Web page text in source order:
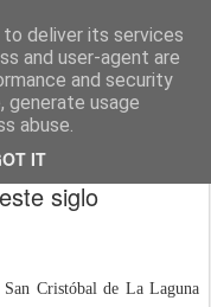
deliver its services
and user-agent are
and security
generate usage
abuse.
IT
conceptos y reflexiones sobre la sociedad de la información
administración
siglo
Cristóbal de La Laguna